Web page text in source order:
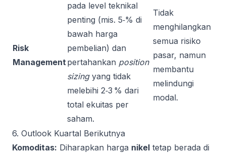
Risk
Management
pada level teknikal
penting (mis. 5‑% di
bawah harga
pembelian) dan
pertahankan position
sizingyang tidak
melebihi 2‑3 % dari
total ekuitas per
saham.
Tidak
menghilangkan
semua risiko
pasar, namun
membantu
melindungi
modal.
6. Outlook Kuartal Berikutnya
Komoditas: Diharapkan harga nikel tetap berada di